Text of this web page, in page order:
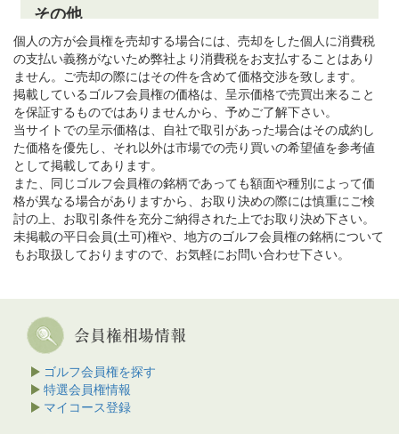
個人の方が会員権を売却する場合には、売却をした個人に消費税
の支払い義務がないため弊社より消費税をお支払することはあり
ません。ご売却の際にはその件を含めて価格交渉を致します。
掲載しているゴルフ会員権の価格は、呈示価格で売買出来ること
を保証するものではありませんから、予めご了解下さい。
当サイトでの呈示価格は、自社で取引があった場合はその成約し
た価格を優先し、それ以外は市場での売り買いの希望値を参考値
として掲載してあります。
また、同じゴルフ会員権の銘柄であっても額面や種別によって価
格が異なる場合がありますから、お取り決めの際には慎重にご検
討の上、お取引条件を充分ご納得された上でお取り決め下さい。
未掲載の平日会員(土可)権や、地方のゴルフ会員権の銘柄について
もお取扱しておりますので、お気軽にお問い合わせ下さい。
ゴルフ会員権を探す
特選会員権情報
マイコース登録